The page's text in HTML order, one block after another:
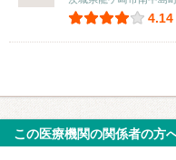
4.14
この医療機関の関係者の方